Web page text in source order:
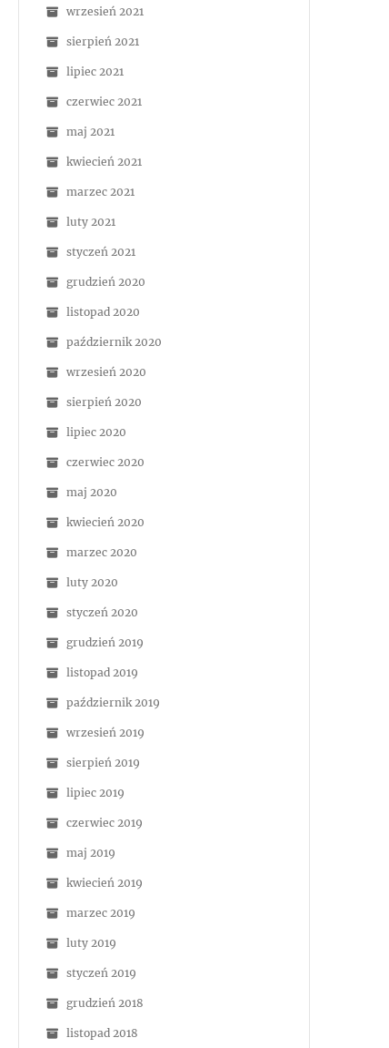
wrzesień 2021
sierpień 2021
lipiec 2021
czerwiec 2021
maj 2021
kwiecień 2021
marzec 2021
luty 2021
styczeń 2021
grudzień 2020
listopad 2020
październik 2020
wrzesień 2020
sierpień 2020
lipiec 2020
czerwiec 2020
maj 2020
kwiecień 2020
marzec 2020
luty 2020
styczeń 2020
grudzień 2019
listopad 2019
październik 2019
wrzesień 2019
sierpień 2019
lipiec 2019
czerwiec 2019
maj 2019
kwiecień 2019
marzec 2019
luty 2019
styczeń 2019
grudzień 2018
listopad 2018